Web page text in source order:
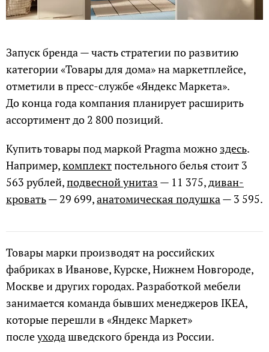
Запуск бренда — часть стратегии по развитию
категории «Товары для дома» на маркетплейсе,
отметили в пресс-службе «Яндекс Маркета».
До конца года компания планирует расширить
ассортимент до 2 800 позиций.
Купить товары под маркой Pragma можно здесь.
Например,комплектпостельного белья стоит 3
563 рублей,подвесной унитаз — 11 375, диван-
кровать— 29 699,анатомическая подушка — 3 595.
Товары марки производят на российских
фабриках в Иванове, Курске, Нижнем Новгороде,
Москве и других городах. Разработкой мебели
занимается команда бывших менеджеров IKEA,
которые перешли в «Яндекс Маркет»
послеухода шведского бренда из России.